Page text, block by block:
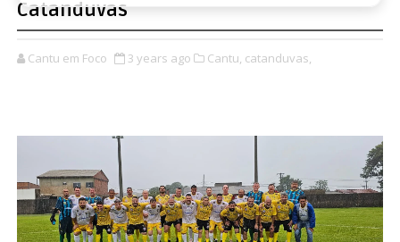
Catanduvas
Cantu em Foco 3 years ago Cantu, catanduvas,